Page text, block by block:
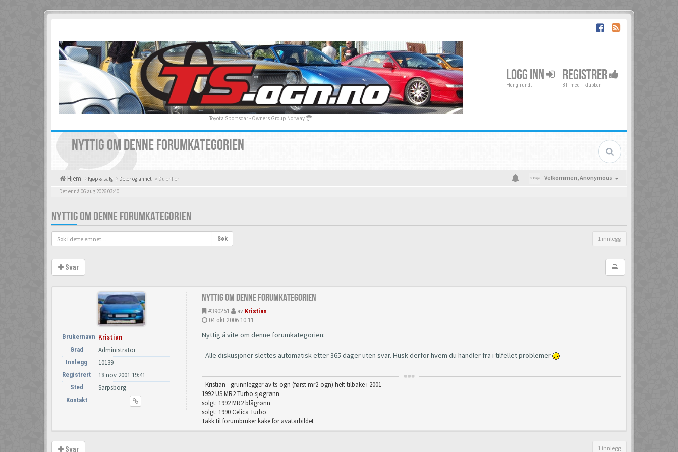
Toyota Sportscar - Owners Group Norway
LOGG INN
Heng rundt
REGISTRER
Bli med i klubben
NYTTIG OM DENNE FORUMKATEGORIEN
Hjem Kjøp & salg Deler og annet « Du er her Velkommen,Anonymous
Det er nå 06 aug 2026 03:40
NYTTIG OM DENNE FORUMKATEGORIEN
Søk 1 innlegg
Svar
Nyttig om denne forumkategorien
#390251 av Kristian
04 okt 2006 10:11
Nyttig å vite om denne forumkategorien:
- Alle diskusjoner slettes automatisk etter 365 dager uten svar. Husk derfor hvem du handler fra i tilfellet problemer
- Kristian - grunnlegger av ts-ogn (først mr2-ogn) helt tilbake i 2001
1992 US MR2 Turbo sjøgrønn
solgt: 1992 MR2 blågrønn
solgt: 1990 Celica Turbo
Takk til forumbruker kake for avatarbildet
Brukernavn Kristian
Grad Administrator
Innlegg 10139
Registrert 18 nov 2001 19:41
Sted Sarpsborg
Kontakt
Svar 1 innlegg